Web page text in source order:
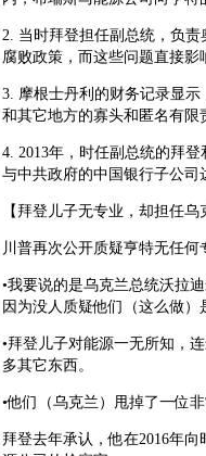
2. 当时拜登担任副总统，负
腐败政策，而这些问题直接影
3. 摩根士丹利的财务记录显
和其它地方的寡头和匿名有限
4. 2013年，时任副总统的拜
与中共政府的中国银行子公司
【拜登儿子无专业，却担任乌
川普再次公开质疑亨特无任何
•我要说的是乌克兰总统沃拉
因为没人质疑他们（这么做）
•拜登儿子对能源一无所知，
多其它东西。
•他们（乌克兰）甩掉了一位
拜登去年承认，他在2016年